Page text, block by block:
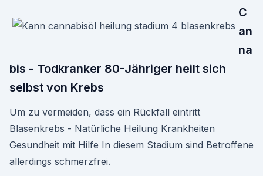
C
an
na
bis - Todkranker 80-Jähriger heilt sich
selbst von Krebs
Um zu vermeiden, dass ein Rückfall eintritt
Blasenkrebs - Natürliche Heilung Krankheiten
Gesundheit mit Hilfe In diesem Stadium sind Betroffene
allerdings schmerzfrei.